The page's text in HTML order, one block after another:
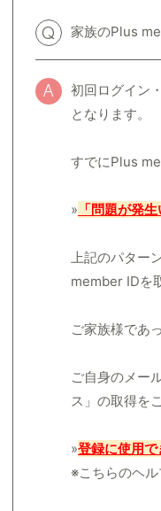
Q 家族のPlus
A
初回ログイン
となります。
すでにPlus
» 「問題が発
上記のパター
member IDを
ご家族様であ
ご自身のメー
ス」の取得を
»登録に使用
※こちらのヘル